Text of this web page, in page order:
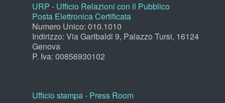
URP - Ufficio Relazioni con il Pubblico
Posta Elettronica Certificata
Numero Unico: 010.1010
Indirizzo: Via Garibaldi 9, Palazzo Tursi, 16124
Genova
P. Iva: 00856930102
Ufficio stampa - Press Room